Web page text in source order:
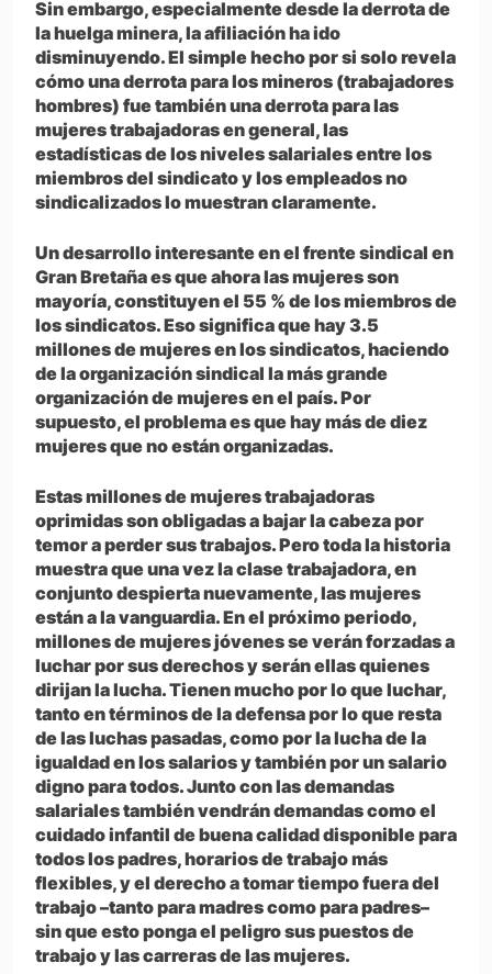
Sin embargo, especialmente desde la derrota de
la huelga minera, la afiliación ha ido
disminuyendo. El simple hecho por si solo revela
cómo una derrota para los mineros (trabajadores
hombres) fue también una derrota para las
mujeres trabajadoras en general, las
estadísticas de los niveles salariales entre los
miembros del sindicato y los empleados no
sindicalizados lo muestran claramente.
Un desarrollo interesante en el frente sindical en
Gran Bretaña es que ahora las mujeres son
mayoría, constituyen el 55 % de los miembros de
los sindicatos. Eso significa que hay 3.5
millones de mujeres en los sindicatos, haciendo
de la organización sindical la más grande
organización de mujeres en el país. Por
supuesto, el problema es que hay más de diez
mujeres que no están organizadas.
Estas millones de mujeres trabajadoras
oprimidas son obligadas a bajar la cabeza por
temor a perder sus trabajos. Pero toda la historia
muestra que una vez la clase trabajadora, en
conjunto despierta nuevamente, las mujeres
están a la vanguardia. En el próximo periodo,
millones de mujeres jóvenes se verán forzadas a
luchar por sus derechos y serán ellas quienes
dirijan la lucha. Tienen mucho por lo que luchar,
tanto en términos de la defensa por lo que resta
de las luchas pasadas, como por la lucha de la
igualdad en los salarios y también por un salario
digno para todos. Junto con las demandas
salariales también vendrán demandas como el
cuidado infantil de buena calidad disponible para
todos los padres, horarios de trabajo más
flexibles, y el derecho a tomar tiempo fuera del
trabajo –tanto para madres como para padres–
sin que esto ponga el peligro sus puestos de
trabajo y las carreras de las mujeres.